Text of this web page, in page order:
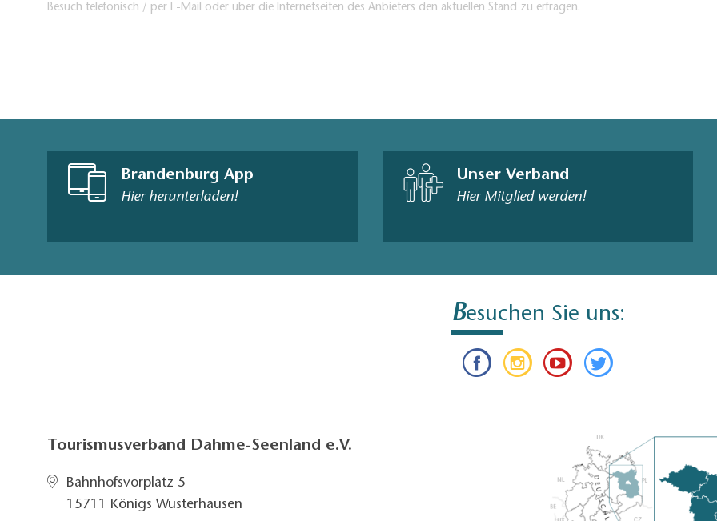
Besuch telefonisch / per E-Mail oder über die Internetseiten des Anbieters den aktuellen Stand zu erfragen.
Brandenburg App
Hier herunterladen!
Unser Verband
Hier Mitglied werden!
Besuchen Sie uns:
Tourismusverband Dahme-Seenland e.V.
Bahnhofsvorplatz 5​
15711 Königs Wusterhausen